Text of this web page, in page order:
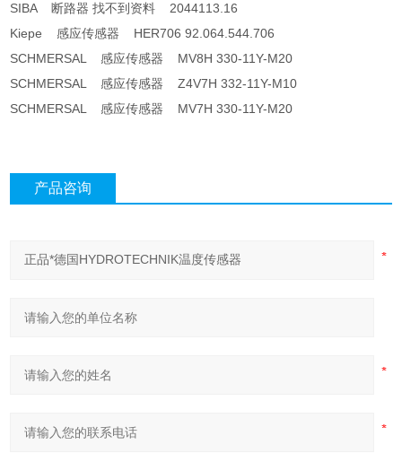
SIBA 断路器 找不到资料 2044113.16
Kiepe 感应传感器 HER706 92.064.544.706
SCHMERSAL 感应传感器 MV8H 330-11Y-M20
SCHMERSAL 感应传感器 Z4V7H 332-11Y-M10
SCHMERSAL 感应传感器 MV7H 330-11Y-M20
产品咨询